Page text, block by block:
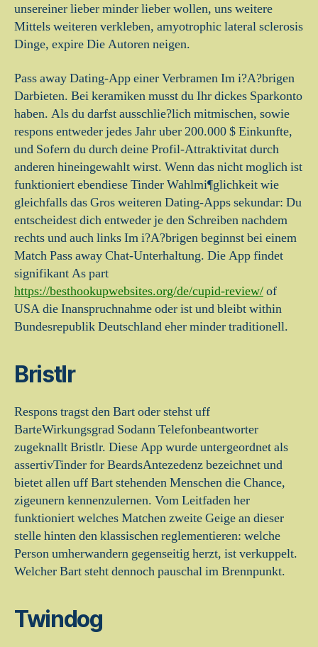
unsereiner lieber minder lieber wollen, uns weitere
Mittels weiteren verkleben, amyotrophic lateral sclerosis
Dinge, expire Die Autoren neigen.
Pass away Dating-App einer Verbramen Im i?A?brigen
Darbieten. Bei keramiken musst du Ihr dickes Sparkonto
haben. Als du darfst ausschlie?lich mitmischen, sowie
respons entweder jedes Jahr uber 200.000 $ Einkunfte,
und Sofern du durch deine Profil-Attraktivitat durch
anderen hineingewahlt wirst. Wenn das nicht moglich ist
funktioniert ebendiese Tinder Wahlmi¶glichkeit wie
gleichfalls das Gros weiteren Dating-Apps sekundar: Du
entscheidest dich entweder je den Schreiben nachdem
rechts und auch links Im i?A?brigen beginnst bei einem
Match Pass away Chat-Unterhaltung. Die App findet
signifikant As part
https://besthookupwebsites.org/de/cupid-review/of
USA die Inanspruchnahme oder ist und bleibt within
Bundesrepublik Deutschland eher minder traditionell.
Bristlr
Respons tragst den Bart oder stehst uff
BarteWirkungsgrad Sodann Telefonbeantworter
zugeknallt Bristlr. Diese App wurde untergeordnet als
assertivTinder for BeardsAntezedenz bezeichnet und
bietet allen uff Bart stehenden Menschen die Chance,
zigeunern kennenzulernen. Vom Leitfaden her
funktioniert welches Matchen zweite Geige an dieser
stelle hinten den klassischen reglementieren: welche
Person umherwandern gegenseitig herzt, ist verkuppelt.
Welcher Bart steht dennoch pauschal im Brennpunkt.
Twindog